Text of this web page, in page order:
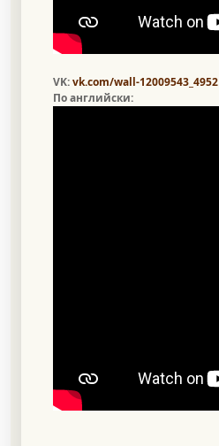
VK:vk.com/wall-12009543_4952
По английски: